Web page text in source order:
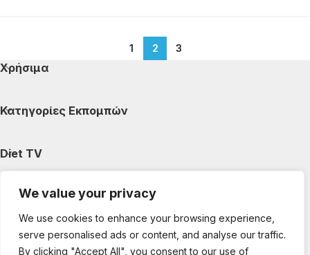
We value your privacy
We use cookies to enhance your browsing experience,
serve personalised ads or content, and analyse our traffic.
By clicking "Accept All", you consent to our use of
1 2 3
Χρήσιμα
Κατηγορίες Εκπομπών
Diet TV
Κατηγορίες Άρθρων
Ακολουθήστε μας